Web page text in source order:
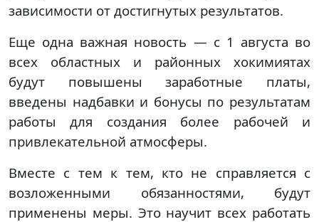
зависимости от достигнутых результатов.
Еще одна важная новость — с 1 августа во
всех областных и районных хокимиятах
будут повышены заработные платы,
введены надбавки и бонусы по результатам
работы для создания более рабочей и
привлекательной атмосферы.
Вместе с тем к тем, кто не справляется с
возложенными обязанностями, будут
применены меры. Это научит всех работать